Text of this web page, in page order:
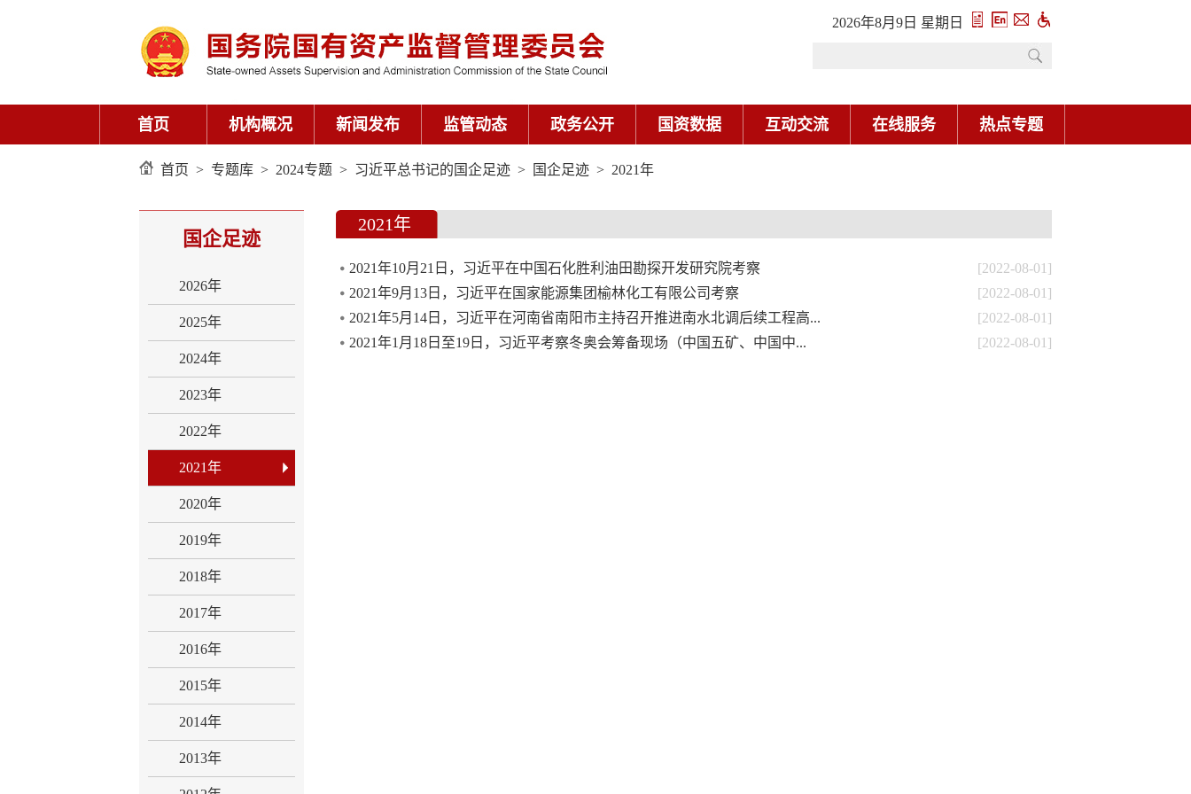
2026年8月9日 星期日
首页 机构概况 新闻发布 监管动态 政务公开 国资数据 互动交流 在线服务 热点专题
首页 > 专题库 > 2024专题 > 习近平总书记的国企足迹 > 国企足迹 > 2021年
国企足迹
2026年
2025年
2024年
2023年
2022年
2021年
2020年
2019年
2018年
2017年
2016年
2015年
2014年
2013年
2021年
2021年10月21日，习近平在中国石化胜利油田勘探开发研究院考察
[2022-08-01]
2021年9月13日，习近平在国家能源集团榆林化工有限公司考察
[2022-08-01]
2021年5月14日，习近平在河南省南阳市主持召开推进南水北调后续工程高...
[2022-08-01]
2021年1月18日至19日，习近平考察冬奥会筹备现场（中国五矿、中国中...
[2022-08-01]